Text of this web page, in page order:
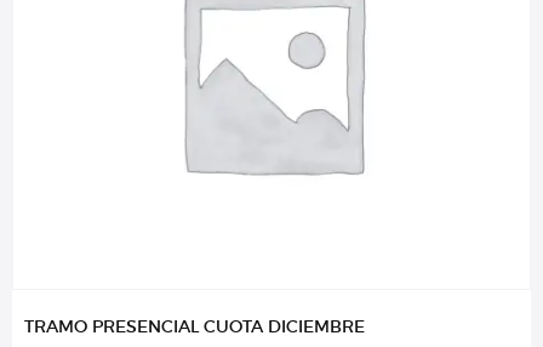
TRAMO PRESENCIAL CUOTA DICIEMBRE